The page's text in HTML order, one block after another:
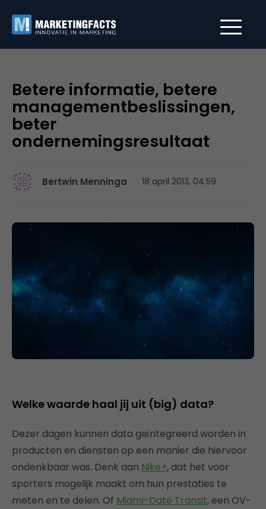
Betere informatie, betere
managementbeslissingen,
beter
ondernemingsresultaat
Bertwin Menninga 18 april 2013, 04:59
Welke waarde haal jij uit (big) data?
Dezer dagen kunnen data geïntegreerd worden in
producten en diensten op een manier die hiervoor
ondenkbaar was. Denk aan Nike+, dat het voor
sporters mogelijk maakt om hun prestaties te
meten en te delen. Of Miami-Date Transit, een OV-